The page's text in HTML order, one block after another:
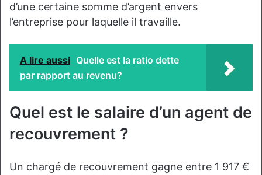
d’une certaine somme d’argent envers
l’entreprise pour laquelle il travaille.
A lire aussi Quelle est la ratio dette
par rapport au revenu?
Quel est le salaire d’un agent de
recouvrement ?
Un chargé de recouvrement gagne entre 1 917 €